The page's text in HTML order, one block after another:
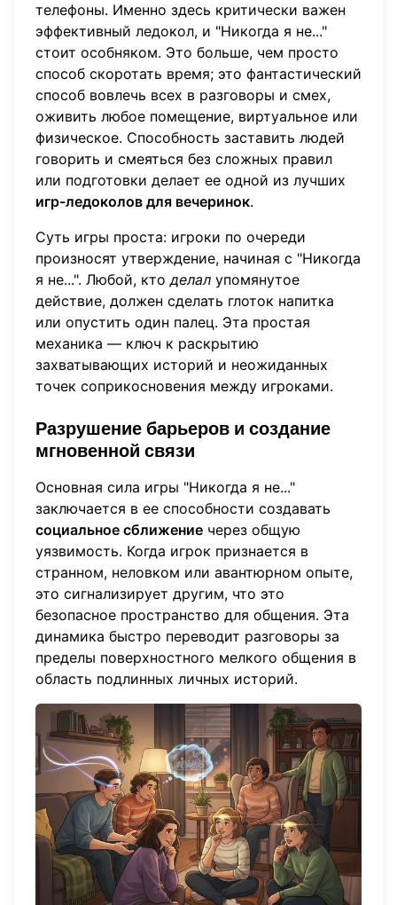
телефоны. Именно здесь критически важен
эффективный ледокол, и "Никогда я не..."
стоит особняком. Это больше, чем просто
способ скоротать время; это фантастический
способ вовлечь всех в разговоры и смех,
оживить любое помещение, виртуальное или
физическое. Способность заставить людей
говорить и смеяться без сложных правил
или подготовки делает ее одной из лучших
игр-ледоколов для вечеринок.
Суть игры проста: игроки по очереди
произносят утверждение, начиная с "Никогда
я не...". Любой, ктоделал упомянутое
действие, должен сделать глоток напитка
или опустить один палец. Эта простая
механика — ключ к раскрытию
захватывающих историй и неожиданных
точек соприкосновения между игроками.
Разрушение барьеров и создание
мгновенной связи
Основная сила игры "Никогда я не..."
заключается в ее способности создавать
социальное сближение через общую
уязвимость. Когда игрок признается в
странном, неловком или авантюрном опыте,
это сигнализирует другим, что это
безопасное пространство для общения. Эта
динамика быстро переводит разговоры за
пределы поверхностного мелкого общения в
область подлинных личных историй.